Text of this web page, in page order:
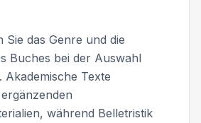
Sie das Genre und die
Buches bei der Auswahl
Akademische Texte
während Belletristik